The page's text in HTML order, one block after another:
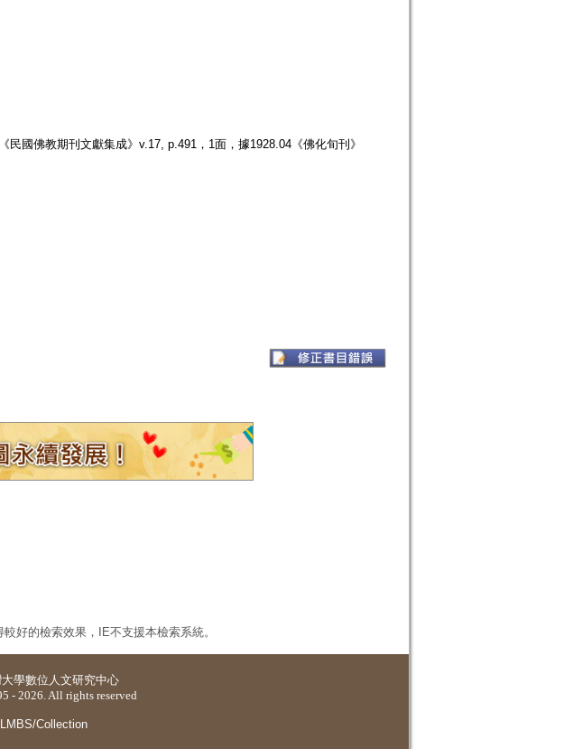
民國佛教期刊文獻集成》v.17, p.491，1面，據1928.04《佛化旬刊》
好的檢索效果，IE不支援本檢索系統。
學數位人文研究中心
- 2026. All rights reserved
Collection